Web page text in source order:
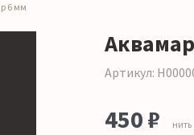
6 мм
Артикул:
450 ₽ нить